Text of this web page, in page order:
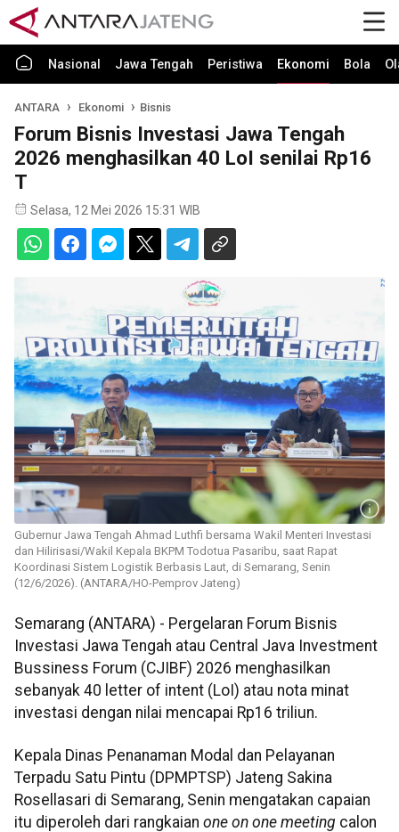
Nasional Jawa Tengah Peristiwa Ekonomi Bola
ANTARA Ekonomi Bisnis
Forum Bisnis Investasi Jawa Tengah
2026 menghasilkan 40 LoI senilai Rp16
T
Selasa, 12 Mei 2026 15:31 WIB
Gubernur Jawa Tengah Ahmad Luthfi bersama Wakil Menteri Investasi
dan Hilirisasi/Wakil Kepala BKPM Todotua Pasaribu, saat Rapat
Koordinasi Sistem Logistik Berbasis Laut, di Semarang, Senin
(12/6/2026). (ANTARA/HO-Pemprov Jateng)
Semarang (ANTARA) - Pergelaran Forum Bisnis
Investasi Jawa Tengah atau Central Java Investment
Bussiness Forum (CJIBF) 2026 menghasilkan
sebanyak 40 letter of intent (LoI) atau nota minat
investasi dengan nilai mencapai Rp16 triliun.
Kepala Dinas Penanaman Modal dan Pelayanan
Terpadu Satu Pintu (DPMPTSP) Jateng Sakina
Rosellasari di Semarang, Senin mengatakan capaian
itu diperoleh dari rangkaian one on one meeting calon